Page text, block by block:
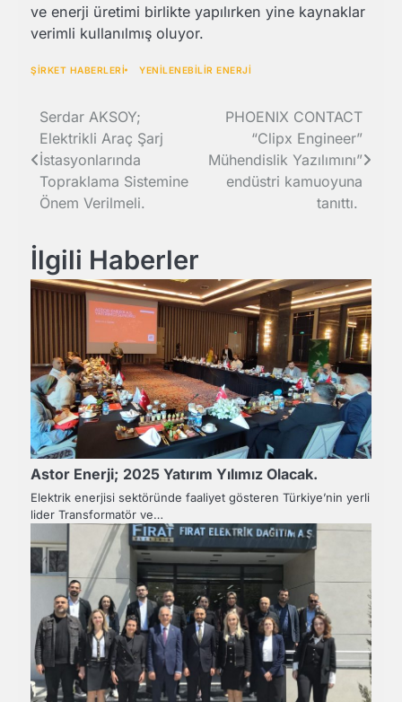
ve enerji üretimi birlikte yapılırken yine kaynaklar
verimli kullanılmış oluyor.
ŞİRKET HABERLERİ YENİLENEBİLİR ENERJİ
Yazı
gezinmesi
Serdar AKSOY;
Elektrikli Araç Şarj
İstasyonlarında
Topraklama Sistemine
Önem Verilmeli.
PHOENIX CONTACT
“Clipx Engineer”
Mühendislik Yazılımını”
endüstri kamuoyuna
tanıttı.
İlgili Haberler
Astor Enerji; 2025 Yatırım Yılımız Olacak.
Elektrik enerjisi sektöründe faaliyet gösteren Türkiye’nin yerli
lider Transformatör ve…